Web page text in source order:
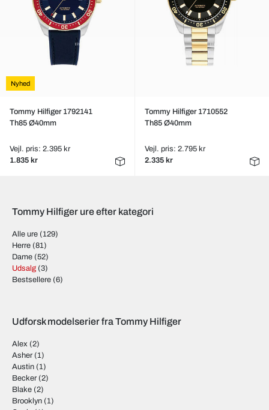
Nyhed
Tommy Hilfiger 1792141
Th85 Ø40mm
Vejl. pris: 2.395 kr
1.835 kr
Tommy Hilfiger 1710552
Th85 Ø40mm
Vejl. pris: 2.795 kr
2.335 kr
Tommy Hilfiger ure efter kategori
Alle ure (129)
Herre (81)
Dame (52)
Udsalg (3)
Bestsellere (6)
Udforsk modelserier fra Tommy Hilfiger
Alex (2)
Asher (1)
Austin (1)
Becker (2)
Blake (2)
Brooklyn (1)